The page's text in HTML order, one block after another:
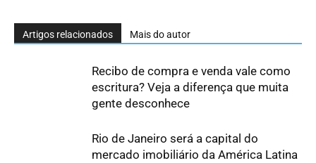
Artigos relacionados Mais do autor
Recibo de compra e venda vale como
escritura? Veja a diferença que muita
gente desconhece
Rio de Janeiro será a capital do
mercado imobiliário da América Latina